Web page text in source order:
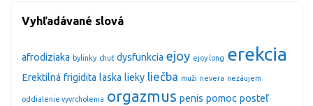
Vyhľadávané slová
afrodiziaka bylinky chuť dysfunkcia ejoy ejoy long erekcia
Erektilná frigidita laska lieky liečba muži nevera nezáujem
oddialenie vyvrcholenia orgazmus penis pomoc posteľ